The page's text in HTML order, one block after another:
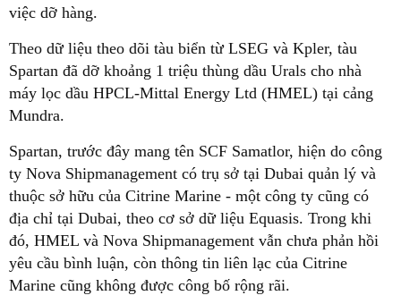
việc dỡ hàng.
Theo dữ liệu theo dõi tàu biển từ LSEG và Kpler, tàu
Spartan đã dỡ khoảng 1 triệu thùng dầu Urals cho nhà
máy lọc dầu HPCL-Mittal Energy Ltd (HMEL) tại cảng
Mundra.
Spartan, trước đây mang tên SCF Samatlor, hiện do công
ty Nova Shipmanagement có trụ sở tại Dubai quản lý và
thuộc sở hữu của Citrine Marine - một công ty cũng có
địa chỉ tại Dubai, theo cơ sở dữ liệu Equasis. Trong khi
đó, HMEL và Nova Shipmanagement vẫn chưa phản hồi
yêu cầu bình luận, còn thông tin liên lạc của Citrine
Marine cũng không được công bố rộng rãi.